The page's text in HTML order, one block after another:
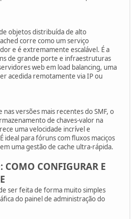
objetos distribuída de alto
corre como um serviço
e é extremamente escalável. É a
de grande porte e infraestruturas
web em load balancing, uma
acedida remotamente via IP ou
versões mais recentes do SMF, o
de chaves-valor na
uma velocidade incrível e
ideal para fóruns com fluxos maciços
uma gestão de cache ultra-rápida.
COMO CONFIGURAR E
ser feita de forma muito simples
do painel de administração do